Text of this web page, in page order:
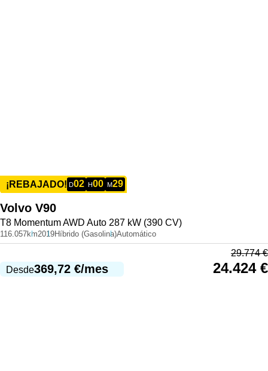
¡REBAJADO! D02 H00 M29
Volvo V90
T8 Momentum AWD Auto 287 kW (390 CV)
116.057km2019Híbrido (Gasolina)Automático
Desde369,72 €/mes
29.774€
24.424 €